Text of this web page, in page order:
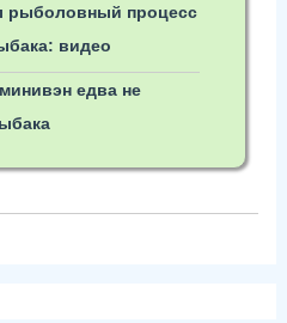
рыболовный процесс
видео
едва не